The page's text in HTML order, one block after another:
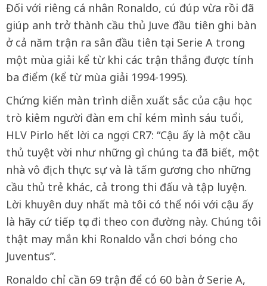
Đối với riêng cá nhân Ronaldo, cú đúp vừa rồi đã
giúp anh trở thành cầu thủ Juve đầu tiên ghi bàn
ở cả năm trận ra sân đầu tiên tại Serie A trong
một mùa giải kể từ khi các trận thắng được tính
ba điểm (kể từ mùa giải 1994-1995).
Chứng kiến màn trình diễn xuất sắc của cậu học
trò kiêm người đàn em chỉ kém mình sáu tuổi,
HLV Pirlo hết lời ca ngợi CR7: “Cậu ấy là một cầu
thủ tuyệt vời như những gì chúng ta đã biết, một
nhà vô địch thực sự và là tấm gương cho những
cầu thủ trẻ khác, cả trong thi đấu và tập luyện.
Lời khuyên duy nhất mà tôi có thể nói với cậu ấy
là hãy cứ tiếp tục đi theo con đường này. Chúng tôi
thật may mắn khi Ronaldo vẫn chơi bóng cho
Juventus”.
Ronaldo chỉ cần 69 trận để có 60 bàn ở Serie A,